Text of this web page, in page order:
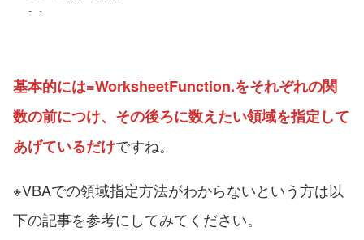
基本的には=WorksheetFunction.をそれぞれの関
数の前につけ、その後ろに数えたい領域を指定して
あげているだけですね。
※VBAでの領域指定方法がわからないという方は以
下の記事を参考にしてみてください。